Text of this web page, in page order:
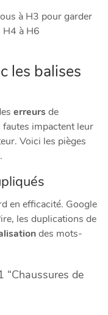
à H3 pour garder
H4 à H6
les balises
erreursde
fautes impactent leur
Voici les pièges
en efficacité. Google
les duplications de
des mots-
“Chaussures de